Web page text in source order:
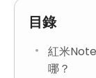
目錄
紅米
哪？